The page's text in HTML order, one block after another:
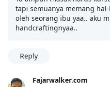
tapi semuanya memang
oleh seorang ibu yaa.. aku
handcraftingnyaa..
Reply
Fajarwalker.com